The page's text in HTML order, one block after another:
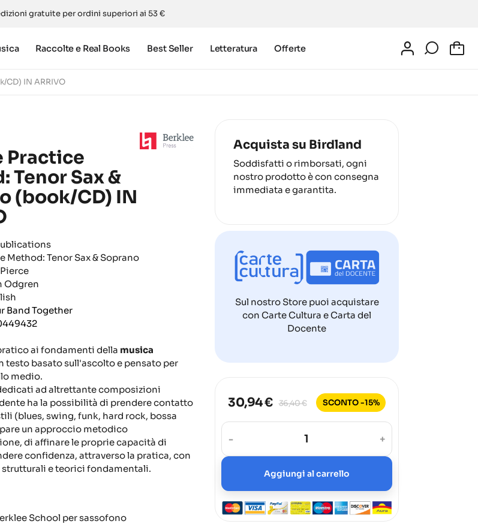
gratuite per ordini superiori ai 53 €
Raccolte e Real Books Best Seller Letteratura Offerte
CD) IN ARRIVO
Practice
Tenor Sax &
(book/CD) IN
Method: Tenor Sax & Soprano
Odgren
Band Together
ai fondamenti della musica
testo basato sull'ascolto e pensato per
medio.
ad altrettante composizioni
ha la possibilità di prendere contatto
(blues, swing, funk, hard rock, bossa
un approccio metodico
di affinare le proprie capacità di
confidenza, attraverso la pratica, con
e teorici fondamentali.
School per sassofono
Acquista su Birdland
Soddisfatti o rimborsati, ogni
nostro prodotto è con consegna
immediata e garantita.
Sul nostro Store puoi acquistare
con Carte Cultura e Carta del
Docente
30,94 € 36,40 € SCONTO -15%
- +
Aggiungi al carrello